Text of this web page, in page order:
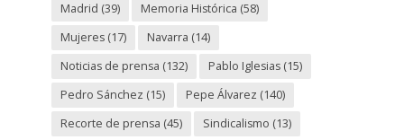
Madrid (39) Memoria Histórica (58)
Mujeres(17) Navarra (14)
Noticias de prensa (132) Pablo Iglesias(15)
Pedro Sánchez (15) Pepe Álvarez (140)
Recorte de prensa (45) Sindicalismo (13)